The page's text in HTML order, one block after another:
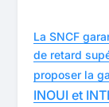
La SNCF
de retard
proposer la
INOUI et